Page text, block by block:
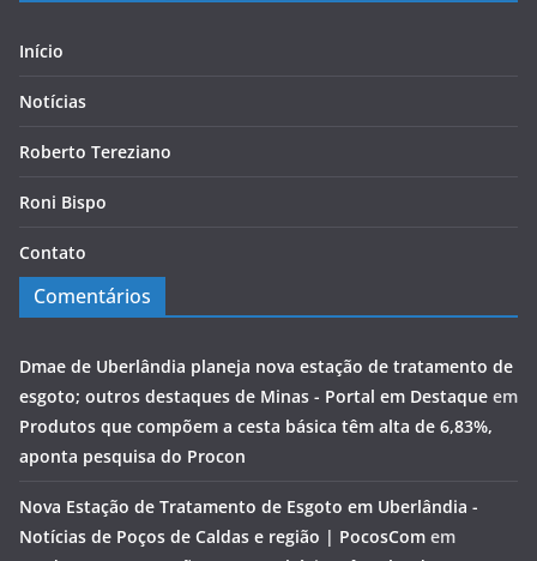
Início
Notícias
Roberto Tereziano
Roni Bispo
Contato
Comentários
Dmae de Uberlândia planeja nova estação de tratamento de
esgoto; outros destaques de Minas - Portal em Destaque em
Produtos que compõem a cesta básica têm alta de 6,83%,
aponta pesquisa do Procon
Nova Estação de Tratamento de Esgoto em Uberlândia -
Notícias de Poços de Caldas e região | PocosCom em